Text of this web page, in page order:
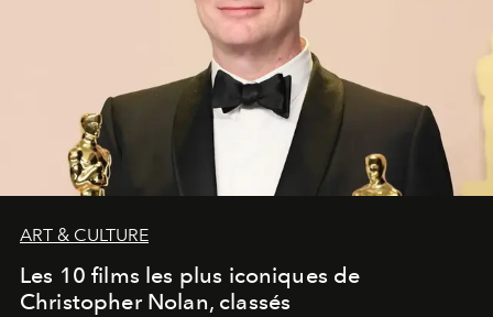
ART & CULTURE
Les 10 films les plus iconiques de
Christopher Nolan, classés